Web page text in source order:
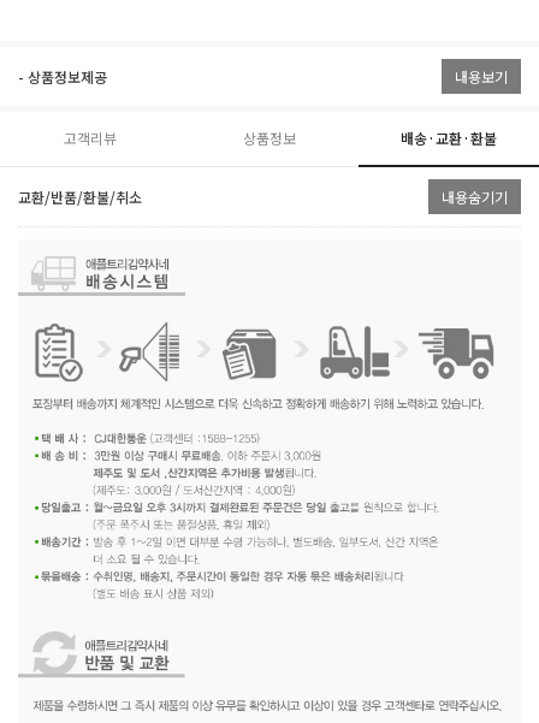
- 상품정보제공 내용보기
고객리뷰 상품정보 배송·교환·환불
교환/반품/환불/취소 내용숨기기